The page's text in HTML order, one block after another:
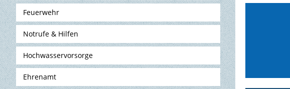
Feuerwehr
Notrufe & Hilfen
Hochwasservorsorge
Ehrenamt